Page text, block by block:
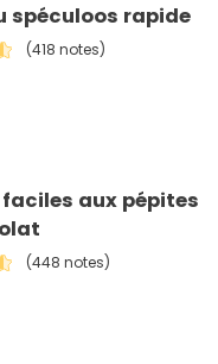
spéculoos rapide
(418 notes)
aux pépites
(448 notes)